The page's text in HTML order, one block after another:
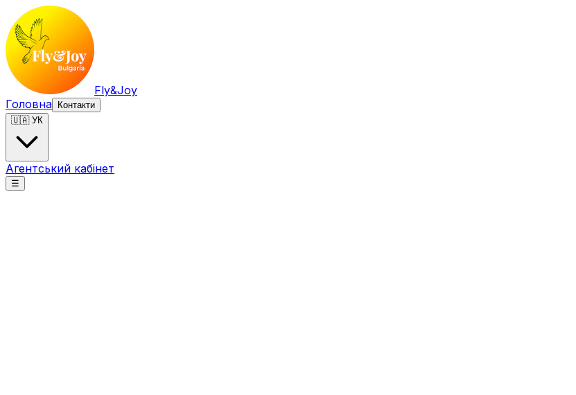
Fly&Joy
Головна
Контакти
🇺🇦 УК
Агентський кабінет
☰